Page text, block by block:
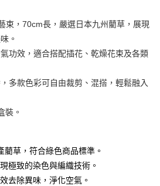
灣大哥大用戶可立即使用無須另外申請。
」，訂單成立後會自動跳轉到大哥付的交易
欲分期的期數、繳款截止日，確認付款後即完
用金額請依後續交易確認頁面所載為準。
況，表示未達大哥付你分期系統評分，恕無
大哥付你分期」於每月結算日後寄送繳費提
以上)免運費
束，70cm長，嚴選日本九州藺草，展現
。
功效，適合搭配插花、乾燥花束及各類
多款色彩可自由裁剪、混搭，輕鬆融入
裝。
藺草，符合綠色商品標準。
極致的染色與編織技術。
去除異味，淨化空氣。